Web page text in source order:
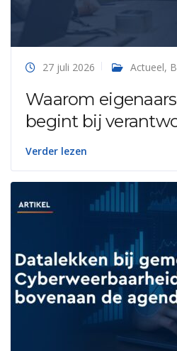
27 juli 2026 Actueel,
Waarom
begint bij
Verder lezen